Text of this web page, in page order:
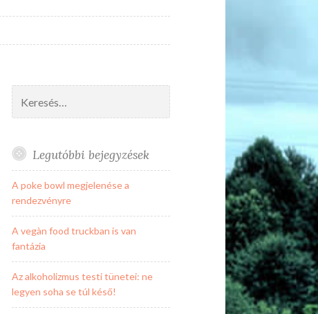
Legutóbbi bejegyzések
A poke bowl megjelenése a
rendezvényre
A vegàn food truckban is van
fantázia
Az alkoholizmus testi tünetei: ne
legyen soha se túl késő!